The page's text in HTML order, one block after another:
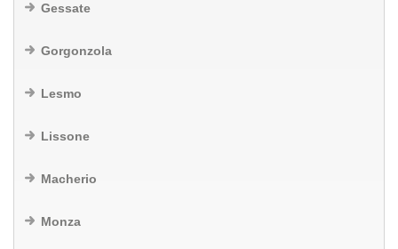
Gessate
Gorgonzola
Lesmo
Lissone
Macherio
Monza